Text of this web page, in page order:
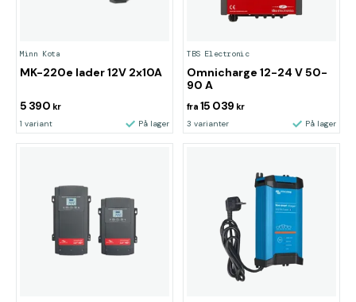
Minn Kota
MK-220e lader 12V 2x10A
5 390 kr
1 variant På lager
TBS Electronic
Omnicharge 12-24 V 50-
90 A
fra 15 039 kr
3 varianter På lager